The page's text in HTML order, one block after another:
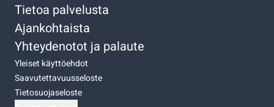
Tietoa palvelusta
Ajankohtaista
Yhteydenotot ja palaute
Yleiset käyttöehdot
Saavutettavuusseloste
Tietosuojaseloste